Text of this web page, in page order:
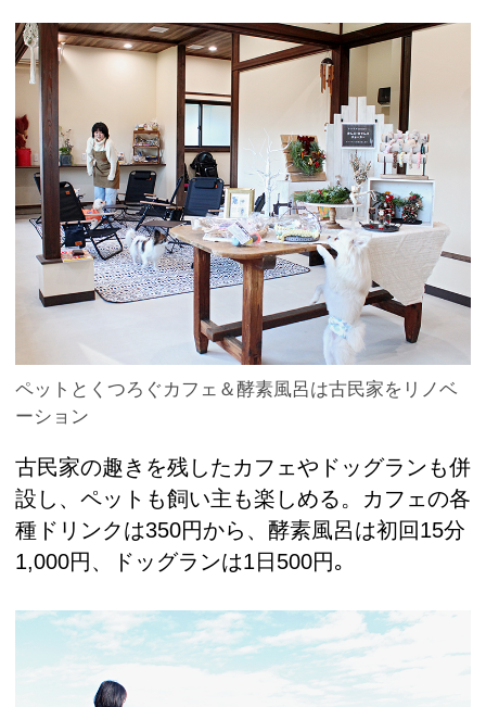
ペットとくつろぐカフェ＆酵素風呂は古民家をリノベ
ーション
古民家の趣きを残したカフェやドッグランも併
設し、ペットも飼い主も楽しめる。カフェの各
種ドリンクは350円から、酵素風呂は初回15分
1,000円、ドッグランは1日500円｡